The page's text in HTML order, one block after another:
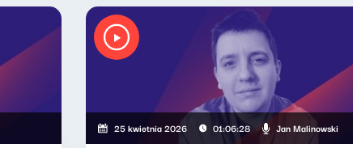
25 kwietnia 2026 01:06:28 Jan Malinowski